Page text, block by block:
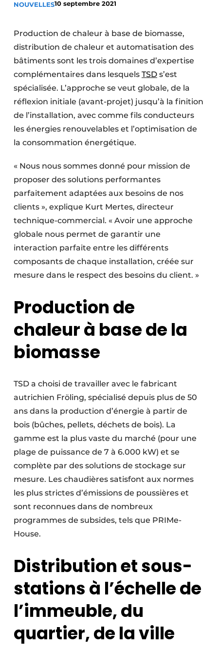
Termes et conditions
Video’s
NOUVELLES10 septembre 2021
Production de chaleur à base de biomasse,
distribution de chaleur et automatisation des
bâtiments sont les trois domaines d’expertise
complémentaires dans lesquels TSD s’est
spécialisée. L’approche se veut globale, de la
réflexion initiale (avant-projet) jusqu’à la finition
de l’installation, avec comme fils conducteurs
les énergies renouvelables et l’optimisation de
la consommation énergétique.
« Nous nous sommes donné pour mission de
proposer des solutions performantes
parfaitement adaptées aux besoins de nos
clients », explique Kurt Mertes, directeur
technique-commercial. « Avoir une approche
globale nous permet de garantir une
interaction parfaite entre les différents
composants de chaque installation, créée sur
mesure dans le respect des besoins du client. »
Production de
chaleur à base de la
biomasse
TSD a choisi de travailler avec le fabricant
autrichien Fröling, spécialisé depuis plus de 50
ans dans la production d’énergie à partir de
bois (bûches, pellets, déchets de bois). La
gamme est la plus vaste du marché (pour une
plage de puissance de 7 à 6.000 kW) et se
complète par des solutions de stockage sur
mesure. Les chaudières satisfont aux normes
les plus strictes d’émissions de poussières et
sont reconnues dans de nombreux
programmes de subsides, tels que PRIMe-
House.
Distribution et sous-
stations à l’échelle de
l’immeuble, du
quartier, de la ville